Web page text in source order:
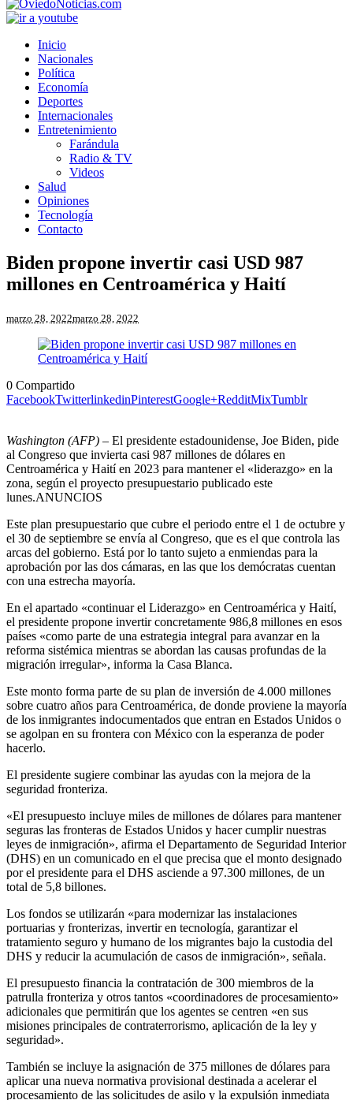
Inicio
Nacionales
Política
Economía
Deportes
Internacionales
Entretenimiento
Farándula
Radio & TV
Videos
Salud
Opiniones
Tecnología
Contacto
Biden propone invertir casi USD 987
millones en Centroamérica y Haití
marzo 28, 2022marzo 28, 2022
0 Compartido
FacebookTwitterlinkedinPinterestGoogle+RedditMixTumblr
Washington (AFP) – El presidente estadounidense, Joe Biden, pide
al Congreso que invierta casi 987 millones de dólares en
Centroamérica y Haití en 2023 para mantener el «liderazgo» en la
zona, según el proyecto presupuestario publicado este
lunes.ANUNCIOS
Este plan presupuestario que cubre el periodo entre el 1 de octubre y
el 30 de septiembre se envía al Congreso, que es el que controla las
arcas del gobierno. Está por lo tanto sujeto a enmiendas para la
aprobación por las dos cámaras, en las que los demócratas cuentan
con una estrecha mayoría.
En el apartado «continuar el Liderazgo» en Centroamérica y Haití,
el presidente propone invertir concretamente 986,8 millones en esos
países «como parte de una estrategia integral para avanzar en la
reforma sistémica mientras se abordan las causas profundas de la
migración irregular», informa la Casa Blanca.
Este monto forma parte de su plan de inversión de 4.000 millones
sobre cuatro años para Centroamérica, de donde proviene la mayoría
de los inmigrantes indocumentados que entran en Estados Unidos o
se agolpan en su frontera con México con la esperanza de poder
hacerlo.
El presidente sugiere combinar las ayudas con la mejora de la
seguridad fronteriza.
«El presupuesto incluye miles de millones de dólares para mantener
seguras las fronteras de Estados Unidos y hacer cumplir nuestras
leyes de inmigración», afirma el Departamento de Seguridad Interior
(DHS) en un comunicado en el que precisa que el monto designado
por el presidente para el DHS asciende a 97.300 millones, de un
total de 5,8 billones.
Los fondos se utilizarán «para modernizar las instalaciones
portuarias y fronterizas, invertir en tecnología, garantizar el
tratamiento seguro y humano de los migrantes bajo la custodia del
DHS y reducir la acumulación de casos de inmigración», señala.
El presupuesto financia la contratación de 300 miembros de la
patrulla fronteriza y otros tantos «coordinadores de procesamiento»
adicionales que permitirán que los agentes se centren «en sus
misiones principales de contraterrorismo, aplicación de la ley y
seguridad».
También se incluye la asignación de 375 millones de dólares para
aplicar una nueva normativa provisional destinada a acelerar el
procesamiento de las solicitudes de asilo y la expulsión inmediata